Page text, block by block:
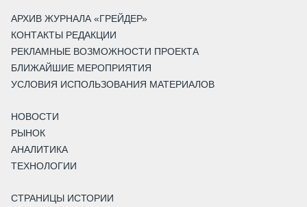
АРХИВ ЖУРНАЛА «ГРЕЙДЕР»
КОНТАКТЫ РЕДАКЦИИ
РЕКЛАМНЫЕ ВОЗМОЖНОСТИ ПРОЕКТА
БЛИЖАЙШИЕ МЕРОПРИЯТИЯ
УСЛОВИЯ ИСПОЛЬЗОВАНИЯ МАТЕРИАЛОВ
НОВОСТИ
РЫНОК
АНАЛИТИКА
ТЕХНОЛОГИИ
СТРАНИЦЫ ИСТОРИИ